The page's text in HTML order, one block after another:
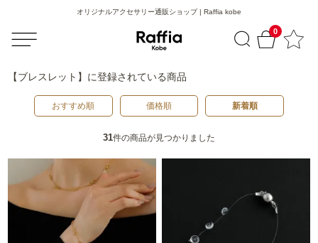
0
オリジナルアクセサリー通販ショップ | Raffia kobe
【ブレスレット】 に登録されている商品
おすすめ順 価格順 新着順
31件の商品が見つかりました